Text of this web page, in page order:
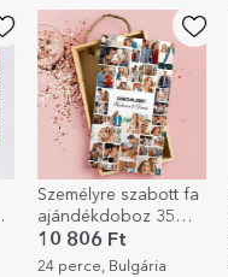
Személyre szabott
képkeret fotókkal és
szöveggel – Egy év
8 965 Ft
37 perce, Románia